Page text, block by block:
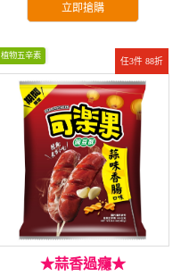
立即搶購
任3件 88折
植物五辛素
★蒜香過癮★